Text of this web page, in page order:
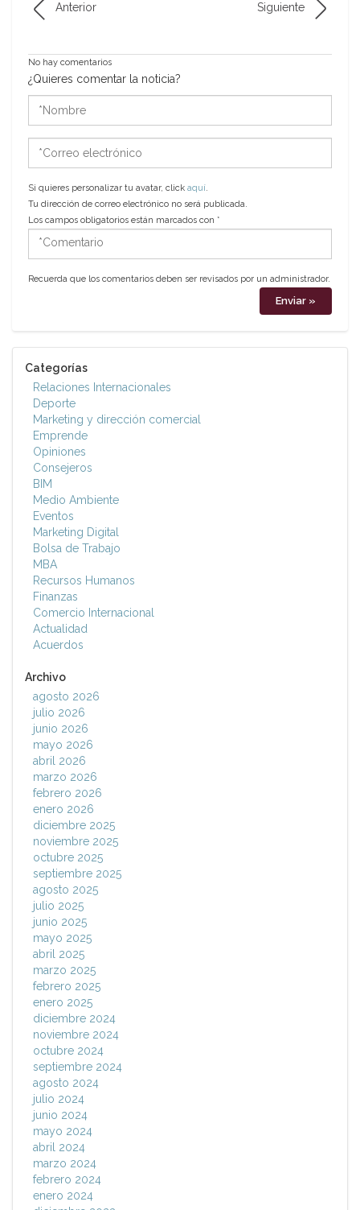
Anterior Siguiente
No hay comentarios
¿Quieres comentar la noticia?
*Nombre
*Correo
electrónico
Si quieres personalizar tu avatar, click aquí.
Tu dirección de correo electrónico no será publicada.
Los campos obligatorios están marcados con *
*Comentario
Recuerda que los comentarios deben ser revisados por un administrador.
Categorías
Relaciones Internacionales
Deporte
Marketing y dirección comercial
Emprende
Opiniones
Consejeros
BIM
Medio Ambiente
Eventos
Marketing Digital
Bolsa de Trabajo
MBA
Recursos Humanos
Finanzas
Comercio Internacional
Actualidad
Acuerdos
Archivo
agosto 2026
julio 2026
junio 2026
mayo 2026
abril 2026
marzo 2026
febrero 2026
enero 2026
diciembre 2025
noviembre 2025
octubre 2025
septiembre 2025
agosto 2025
julio 2025
junio 2025
mayo 2025
abril 2025
marzo 2025
febrero 2025
enero 2025
diciembre 2024
noviembre 2024
octubre 2024
septiembre 2024
agosto 2024
julio 2024
junio 2024
mayo 2024
abril 2024
marzo 2024
febrero 2024
enero 2024